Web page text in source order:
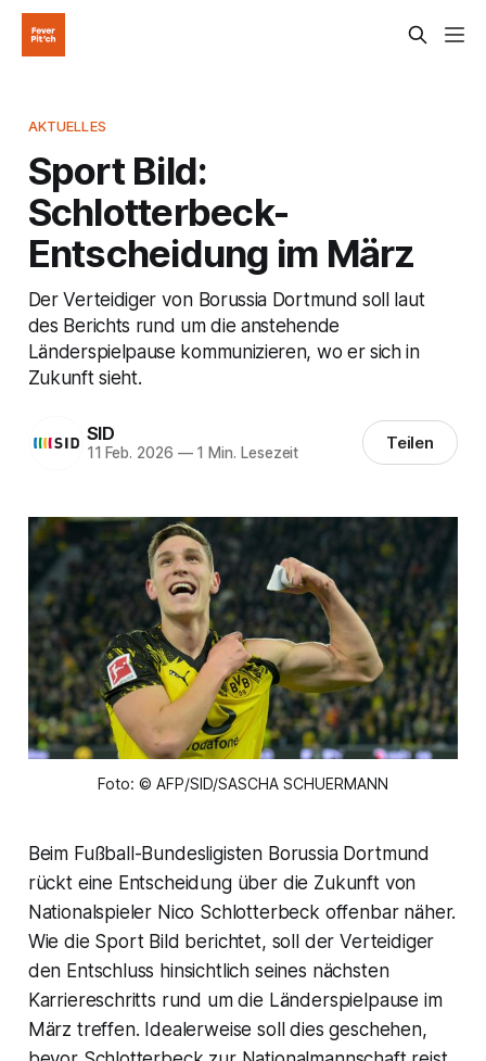
AKTUELLES
Sport Bild:
Schlotterbeck-
Entscheidung im März
Der Verteidiger von Borussia Dortmund soll laut
des Berichts rund um die anstehende
Länderspielpause kommunizieren, wo er sich in
Zukunft sieht.
SID
11 Feb. 2026 —1 Min. Lesezeit Teilen
Foto: © AFP/SID/SASCHA SCHUERMANN
Beim Fußball-Bundesligisten Borussia Dortmund
rückt eine Entscheidung über die Zukunft von
Nationalspieler Nico Schlotterbeck offenbar näher.
Wie die Sport Bild berichtet, soll der Verteidiger
den Entschluss hinsichtlich seines nächsten
Karriereschritts rund um die Länderspielpause im
März treffen. Idealerweise soll dies geschehen,